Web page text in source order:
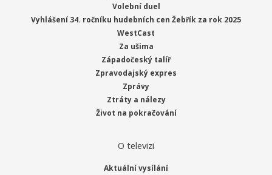
Volební duel
Vyhlášení 34. ročníku hudebních cen Žebřík za rok 2025
WestCast
Za ušima
Západočeský talíř
Zpravodajský expres
Zprávy
Ztráty a nálezy
Život na pokračování
O televizi
Aktuální vysílání